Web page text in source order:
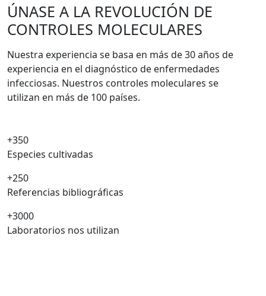
ÚNASE A LA REVOLUCIÓN DE
CONTROLES MOLECULARES
Nuestra experiencia se basa en más de 30 años de
experiencia en el diagnóstico de enfermedades
infecciosas. Nuestros controles moleculares se
utilizan en más de 100 países.
+350
Especies cultivadas
+250
Referencias bibliográficas
+3000
Laboratorios nos utilizan